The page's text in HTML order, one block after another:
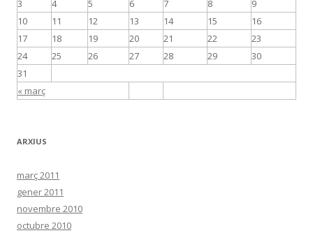
« març
3
4 5 6 7 8
9
10
11 12 13 14 15
16
17
18 19 20 21 22
23
24
25 26 27 28 29
30
31
ARXIUS
març 2011
gener 2011
novembre 2010
octubre 2010